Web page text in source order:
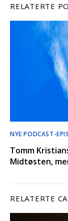
RELATERTE
NYE PODCAST-
Tomm
Midtøsten,
RELATERTE